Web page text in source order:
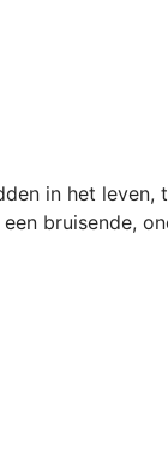
in het
bruisende,